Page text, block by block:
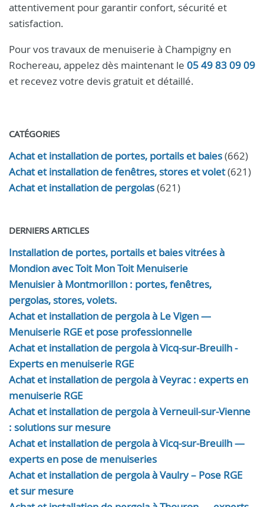
attentivement pour garantir confort, sécurité et
satisfaction.
Pour vos travaux de menuiserie à Champigny en
Rochereau, appelez dès maintenant le 05 49 83 09 09
et recevez votre devis gratuit et détaillé.
CATÉGORIES
Achat et installation de portes, portails et baies(662)
Achat et installation de fenêtres, stores et volet(621)
Achat et installation de pergolas(621)
DERNIERS ARTICLES
Installation de portes, portails et baies vitrées à
Mondion avec Toit Mon Toit Menuiserie
Menuisier à Montmorillon : portes, fenêtres,
pergolas, stores, volets.
Achat et installation de pergola à Le Vigen —
Menuiserie RGE et pose professionnelle
Achat et installation de pergola à Vicq-sur-Breuilh -
Experts en menuiserie RGE
Achat et installation de pergola à Veyrac : experts en
menuiserie RGE
Achat et installation de pergola à Verneuil-sur-Vienne
: solutions sur mesure
Achat et installation de pergola à Vicq-sur-Breuilh —
experts en pose de menuiseries
Achat et installation de pergola à Vaulry – Pose RGE
et sur mesure